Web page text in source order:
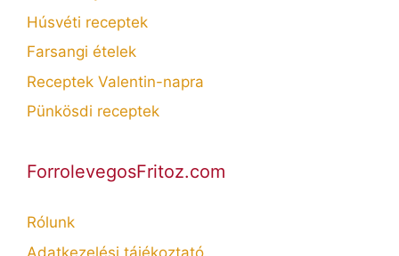
Húsvéti receptek
Farsangi ételek
Receptek Valentin-napra
Pünkösdi receptek
ForrolevegosFritoz.com
Rólunk
Adatkezelési tájékoztató